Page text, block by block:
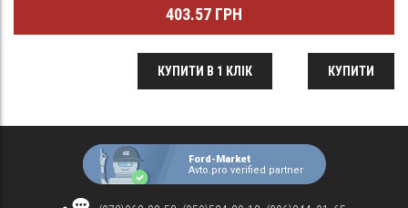
403.57 ГРН
КУПИТИ
КУПИТИ В 1 КЛІК
Ford-Market
Avto.pro verified partner